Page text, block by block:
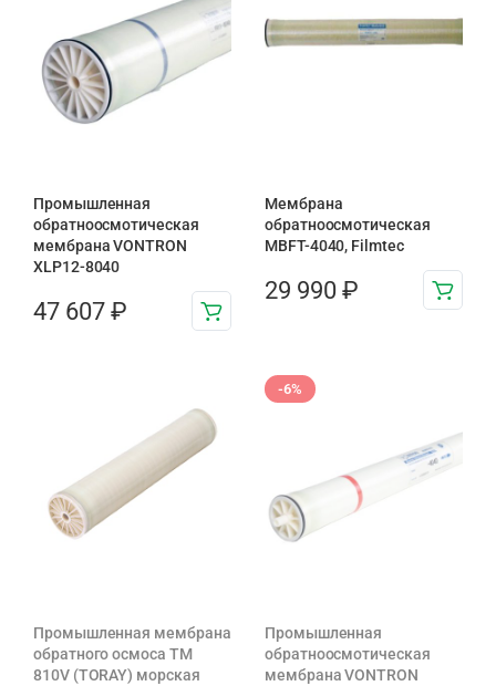
Промышленная
обратноосмотическая
мембрана VONTRON
XLP12-8040
47 607 ₽
Мембрана
обратноосмотическая
MBFT-4040, Filmtec
29 990 ₽
Промышленная мембрана
обратного осмоса TM
810V (TORAY) морская
-6%
Промышленная
обратноосмотическая
мембрана VONTRON